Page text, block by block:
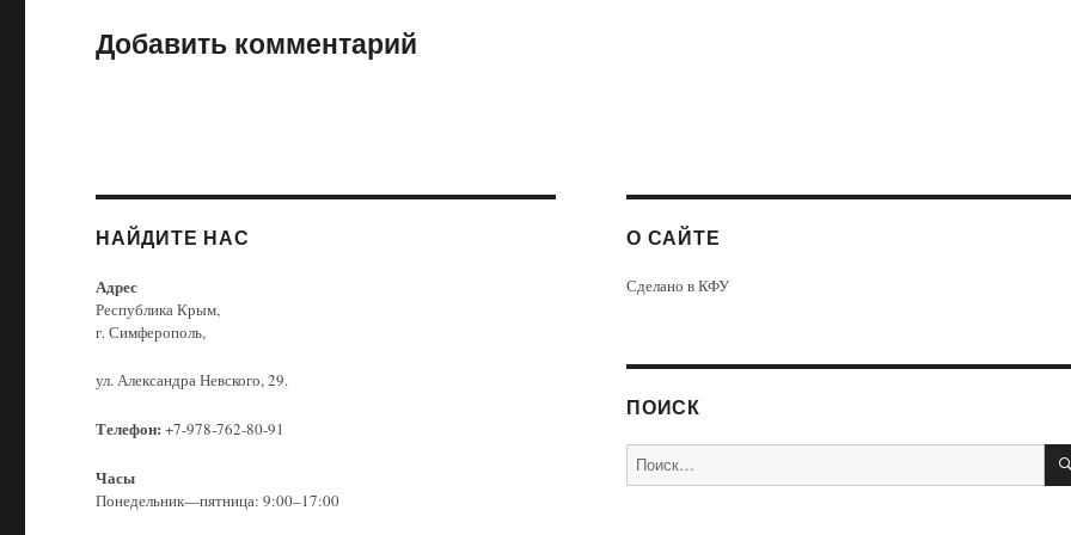
Добавить комментарий
НАЙДИТЕ НАС
Адрес
Республика Крым,
г. Симферополь,
ул. Александра Невского, 29.
Телефон: +7-978-762-80-91
Часы
Понедельник—пятница: 9:00–17:00
О САЙТЕ
Сделано в КФУ
ПОИСК
Искать: